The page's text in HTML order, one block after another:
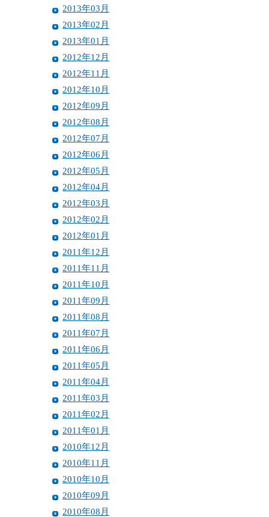
2013年03月
2013年02月
2013年01月
2012年12月
2012年11月
2012年10月
2012年09月
2012年08月
2012年07月
2012年06月
2012年05月
2012年04月
2012年03月
2012年02月
2012年01月
2011年12月
2011年11月
2011年10月
2011年09月
2011年08月
2011年07月
2011年06月
2011年05月
2011年04月
2011年03月
2011年02月
2011年01月
2010年12月
2010年11月
2010年10月
2010年09月
2010年08月